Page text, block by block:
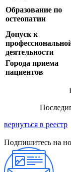
Образование по
остеопатии
Допуск к
деятельности
Города приема
пациентов
вернуться в реестр
Подпишитесь на